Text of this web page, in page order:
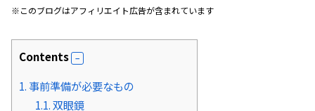
※このブログはアフィリエイト広告が含まれています
Contents
1.事前準備が必要なもの
1.1.双眼鏡